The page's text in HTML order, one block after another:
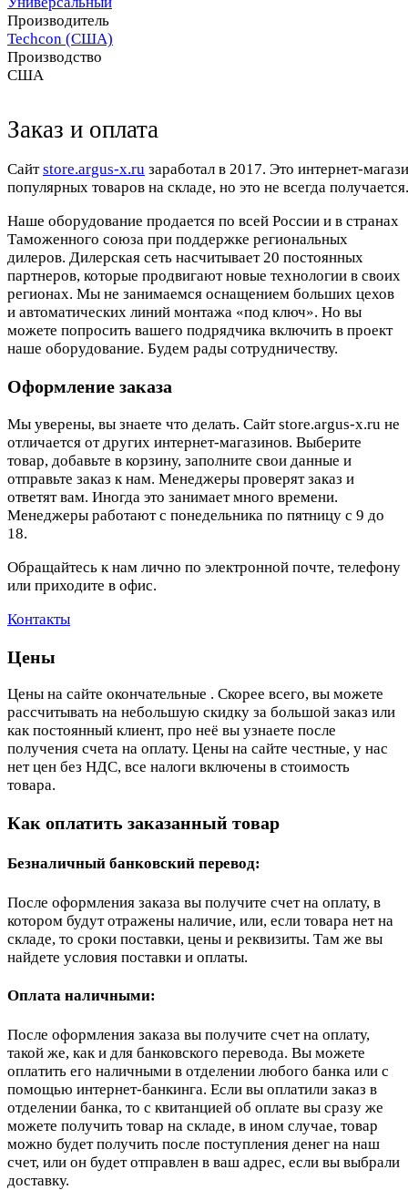
Производитель
Techcon (США)
Производство
США
Заказ и оплата
Cайтstore.argus-x.ru заработал в 2017. Это интернет-
популярных товаров на складе, но это не всегда
Наше оборудование продается по всей России и в странах
Таможенного союза при поддержке региональных
дилеров. Дилерская сеть насчитывает 20 постоянных
партнеров, которые продвигают новые технологии в своих
регионах. Мы не занимаемся оснащением больших цехов
и автоматических линий монтажа «под ключ». Но вы
можете попросить вашего подрядчика включить в проект
наше оборудование. Будем рады сотрудничеству.
Оформление заказа
Мы уверены, вы знаете что делать. Сайт store.argus-x.ru не
отличается от других интернет-магазинов. Выберите
товар, добавьте в корзину, заполните свои данные и
отправьте заказ к нам. Менеджеры проверят заказ и
ответят вам. Иногда это занимает много времени.
Менеджеры работают с понедельника по пятницу с 9 до
18.
Обращайтесь к нам лично по электронной почте, телефону
или приходите в офис.
Контакты
Цены
Цены на сайте окончательные . Скорее всего, вы можете
рассчитывать на небольшую скидку за большой заказ или
как постоянный клиент, про неё вы узнаете после
получения счета на оплату. Цены на сайте честные, у нас
нет цен без НДС, все налоги включены в стоимость
товара.
Как оплатить заказанный товар
Безналичный банковский перевод:
После оформления заказа вы получите счет на оплату, в
котором будут отражены наличие, или, если товара нет на
складе, то сроки поставки, цены и реквизиты. Там же вы
найдете условия поставки и оплаты.
Оплата наличными:
После оформления заказа вы получите счет на оплату,
такой же, как и для банковского перевода. Вы можете
оплатить его наличными в отделении любого банка или с
помощью интернет-банкинга. Если вы оплатили заказ в
отделении банка, то с квитанцией об оплате вы сразу же
можете получить товар на складе, в ином случае, товар
можно будет получить после поступления денег на наш
счет, или он будет отправлен в ваш адрес, если вы выбрали
доставку.